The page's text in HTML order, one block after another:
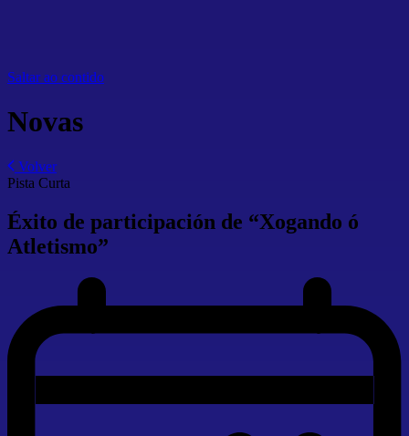
Saltar ao contido
Novas
Volver
Pista Curta
Éxito de participación de “Xogando ó
Atletismo”